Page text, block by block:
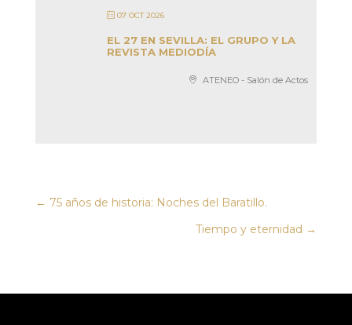
07 OCT 2026
EL 27 EN SEVILLA: EL GRUPO Y LA
REVISTA MEDIODÍA
ATENEO - Salón de Actos
← 75 años de historia: Noches del Baratillo.
Tiempo y eternidad →